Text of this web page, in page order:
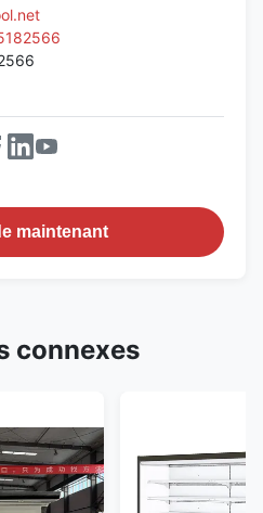
maintenant
connexes